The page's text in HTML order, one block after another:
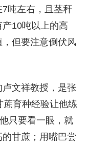
吨左右，且茎秆
10吨以上的高
但要注意倒伏风
文祥教授，是张
育种经验让他练
只要看一眼，就
甘蔗；用嘴巴尝